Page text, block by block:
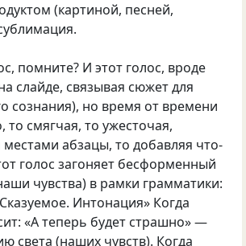
(картиной, песней,
помните? И этот голос, вроде
слайде, связывая сюжет для
сознания), но время от времени
то смягчая, то ужесточая,
местами абзацы, то добавляя что-
голос загоняет бесформенный
чувства) в рамки грамматики:
Интонация» Когда
«А теперь будет страшно» —
света (наших чувств). Когда